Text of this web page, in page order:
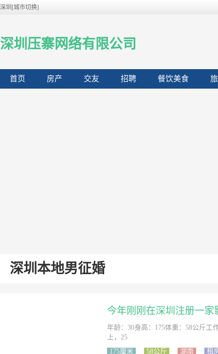
深圳[城市切换]
深圳压寨网络有限公司
首页 房产 交友 招聘 餐饮美食
深圳本地男征婚
今年刚刚在深圳注册一
年龄：30身高：175体重：58公斤
上，25
175厘米
58公斤 湖南 租